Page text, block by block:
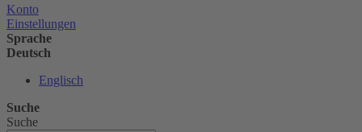
Konto
Einstellungen
Sprache
Deutsch
Englisch
Suche
Suche